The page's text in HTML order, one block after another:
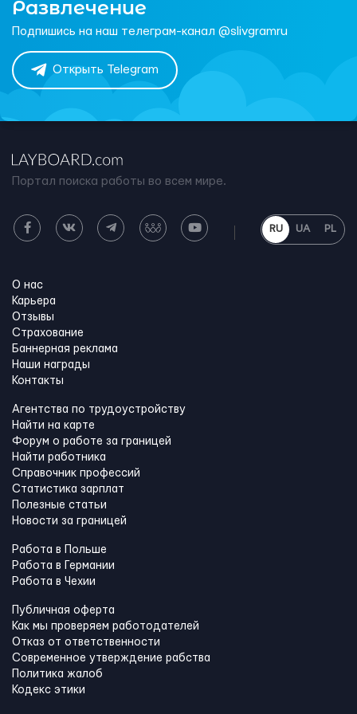
Развлечение
Подпишись на наш телеграм-канал @slivgramru
Открыть Telegram
Портал поиска работы во всем мире.
RU UA PL
О нас
Карьера
Отзывы
Страхование
Баннерная реклама
Наши награды
Контакты
Агентства по трудоустройству
Найти на карте
Форум о работе за границей
Найти работника
Справочник профессий
Статистика зарплат
Полезные статьи
Новости за границей
Работа в Польше
Работа в Германии
Работа в Чехии
Публичная оферта
Как мы проверяем работодателей
Отказ от ответственности
Современное утверждение рабства
Политика жалоб
Кодекс этики